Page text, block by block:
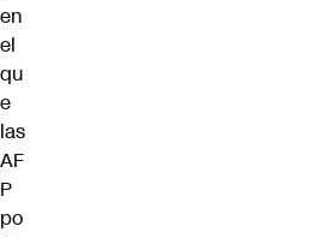
en
el
qu
e
las
AF
P
po